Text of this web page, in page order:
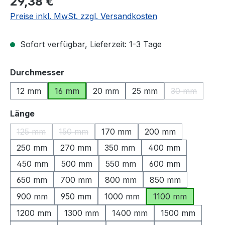
Preise inkl. MwSt. zzgl. Versandkosten
Sofort verfügbar, Lieferzeit: 1-3 Tage
Durchmesser
12 mm
16 mm 20 mm 25 mm 30 mm
(Diese
Längeauswählen
125 mm
(Diese Option ist zurzeit nicht verfügbar.)
150 mm
(Diese Option ist zurzeit nicht verfügbar.)
170 mm
200 mm
250 mm
270 mm 350 mm
400 mm
450 mm
500 mm 550 mm
600 mm
650 mm
700 mm 800 mm
850 mm
900 mm
950 mm 1000 mm
1100 mm
1200 mm
1300 mm 1400 mm
1500 mm